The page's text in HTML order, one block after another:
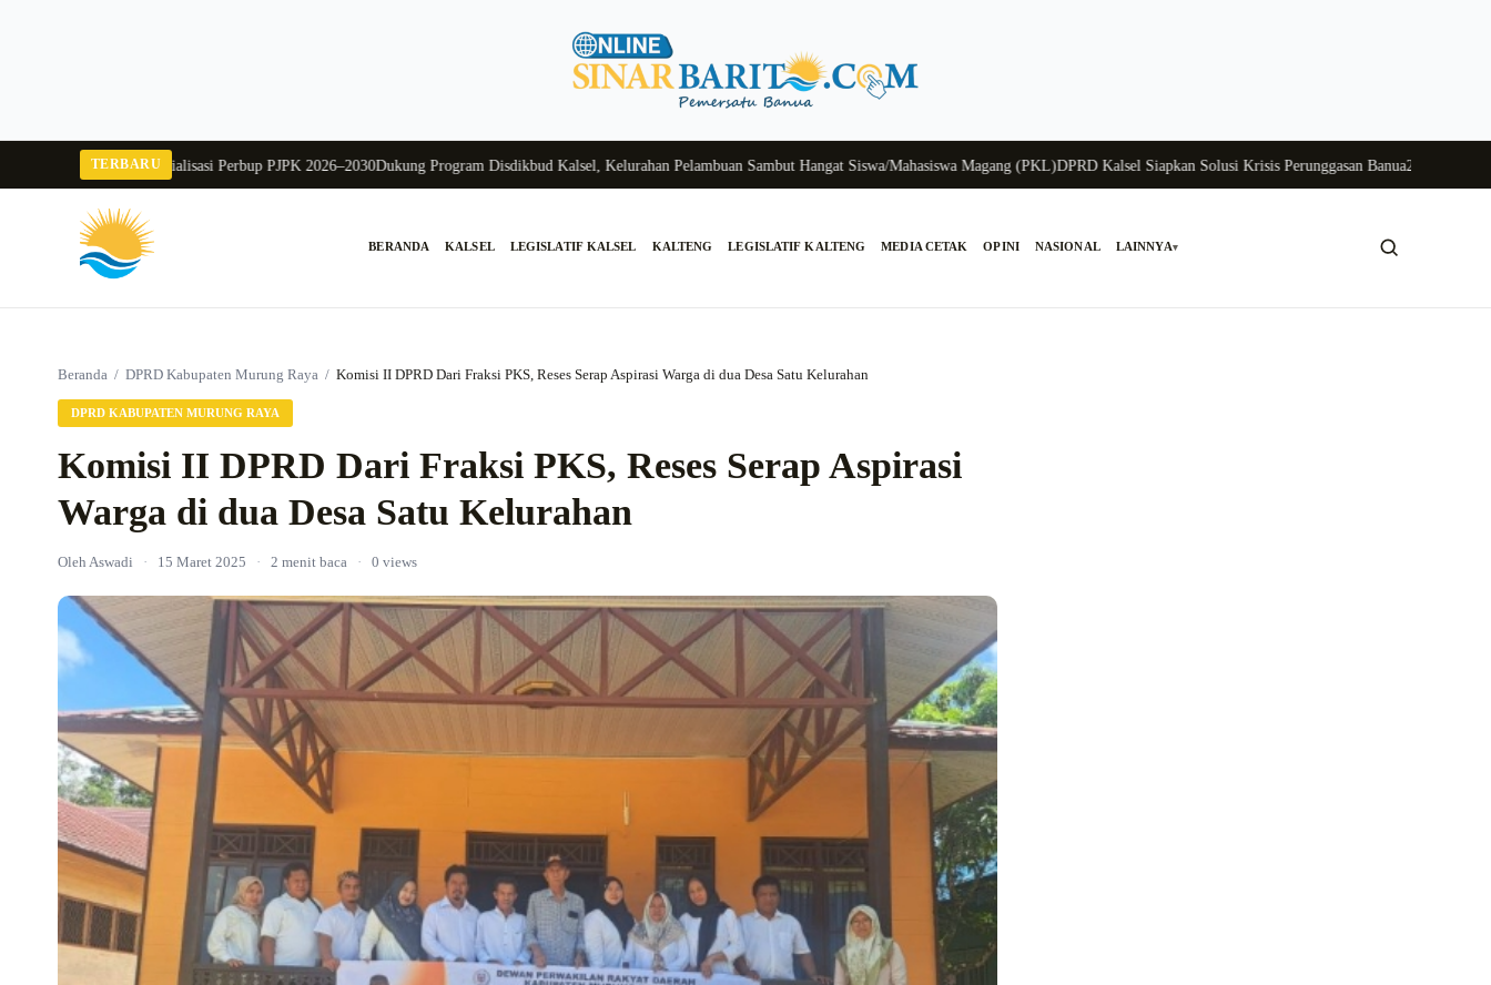
TERBARU
Raya Buka Sosialisasi Perbup PJPK 2026–2030Dukung Program Disdikbud Kalsel, Kelurahan Pelambuan Sambut Hangat Siswa/Mahasiswa Magang (PKL)DPRD Kalsel Siapkan Solusi Krisis Perunggasan Banua200 Paket
BERANDA KALSEL LEGISLATIF KALSEL KALTENG LEGISLATIF KALTENG MEDIA CETAK OPINI NASIONAL LAINNYA▾
Beranda / DPRD Kabupaten Murung Raya / Komisi II DPRD Dari Fraksi PKS, Reses Serap Aspirasi Warga di dua Desa Satu Kelurahan
DPRD KABUPATEN MURUNG RAYA
Komisi II DPRD Dari Fraksi PKS, Reses Serap Aspirasi
Warga di dua Desa Satu Kelurahan
Oleh Aswadi · 15 Maret 2025 · 2 menit baca · 0 views